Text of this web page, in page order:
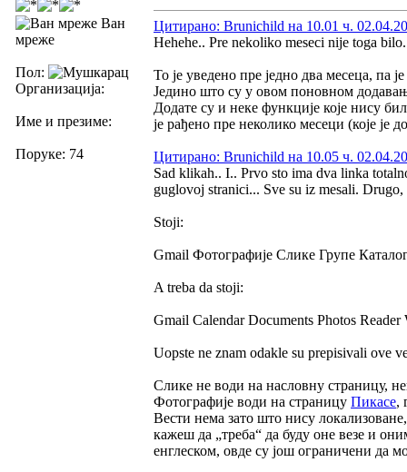
Ван
мреже
Пол:
Организација:
Име и презиме:
Поруке: 74
Цитирано: Brunichild на 10.01 ч.
Hehehe.. Pre nekoliko meseci nije toga bilo.
То је уведено пре једно два месеца, па
Једино што су у овом поновном
Додате су и неке функције које нису
је рађено пре неколико месеци (које је
Цитирано: Brunichild на 10.05 ч.
Sad klikah.. I.. Prvo sto ima dva linka
guglovoj stranici... Sve su iz mesali.
Stoji:
Gmail Фотографије Слике Групе
A treba da stoji:
Gmail Calendar Documents Photos Reader
Uopste ne znam odakle su prepisivali ove
Слике не води на насловну страницу,
Фотографије води на страницу Пикасе,
Вести нема зато што нису
кажеш да „треба“ да буду оне везе и
енглеском, овде су још ограничени да